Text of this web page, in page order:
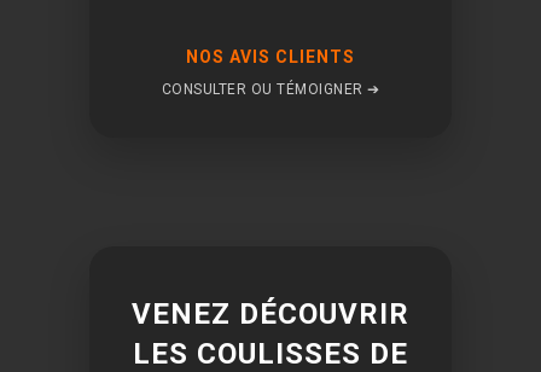
NOS AVIS CLIENTS
CONSULTER OU TÉMOIGNER ➔
VENEZ DÉCOUVRIR
LES COULISSES DE